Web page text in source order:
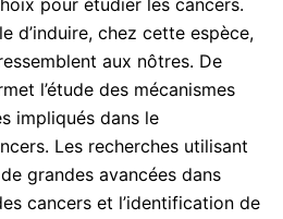
pour étudier les cancers.
d’induire, chez cette espèce,
aux nôtres. De
l’étude des mécanismes
impliqués dans le
Les recherches utilisant
grandes avancées dans
cancers et l’identification de